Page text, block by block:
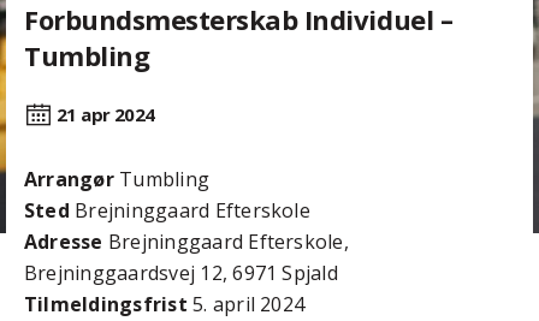
Forbundsmesterskab Individuel –
Tumbling
21 apr 2024
ArrangørTumbling
Sted Brejninggaard Efterskole
Adresse Brejninggaard Efterskole,
Brejninggaardsvej 12, 6971 Spjald
Tilmeldingsfrist 5. april 2024